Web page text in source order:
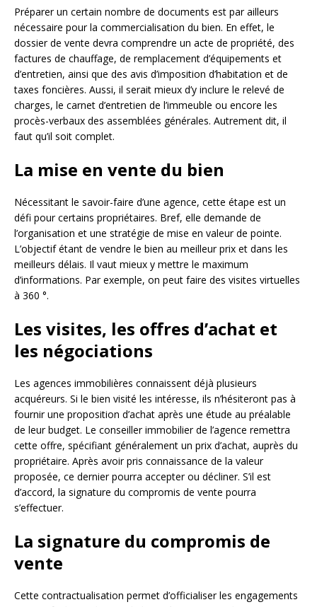
Préparer un certain nombre de documents est par ailleurs
nécessaire pour la commercialisation du bien. En effet, le
dossier de vente devra comprendre un acte de propriété, des
factures de chauffage, de remplacement d’équipements et
d’entretien, ainsi que des avis d’imposition d’habitation et de
taxes foncières. Aussi, il serait mieux d’y inclure le relevé de
charges, le carnet d’entretien de l’immeuble ou encore les
procès-verbaux des assemblées générales. Autrement dit, il
faut qu’il soit complet.
La mise en vente du bien
Nécessitant le savoir-faire d’une agence, cette étape est un
défi pour certains propriétaires. Bref, elle demande de
l’organisation et une stratégie de mise en valeur de pointe.
L’objectif étant de vendre le bien au meilleur prix et dans les
meilleurs délais. Il vaut mieux y mettre le maximum
d’informations. Par exemple, on peut faire des visites virtuelles
à 360 °.
Les visites, les offres d’achat et
les négociations
Les agences immobilières connaissent déjà plusieurs
acquéreurs. Si le bien visité les intéresse, ils n’hésiteront pas à
fournir une proposition d’achat après une étude au préalable
de leur budget. Le conseiller immobilier de l’agence remettra
cette offre, spécifiant généralement un prix d’achat, auprès du
propriétaire. Après avoir pris connaissance de la valeur
proposée, ce dernier pourra accepter ou décliner. S’il est
d’accord, la signature du compromis de vente pourra
s’effectuer.
La signature du compromis de
vente
Cette contractualisation permet d’officialiser les engagements